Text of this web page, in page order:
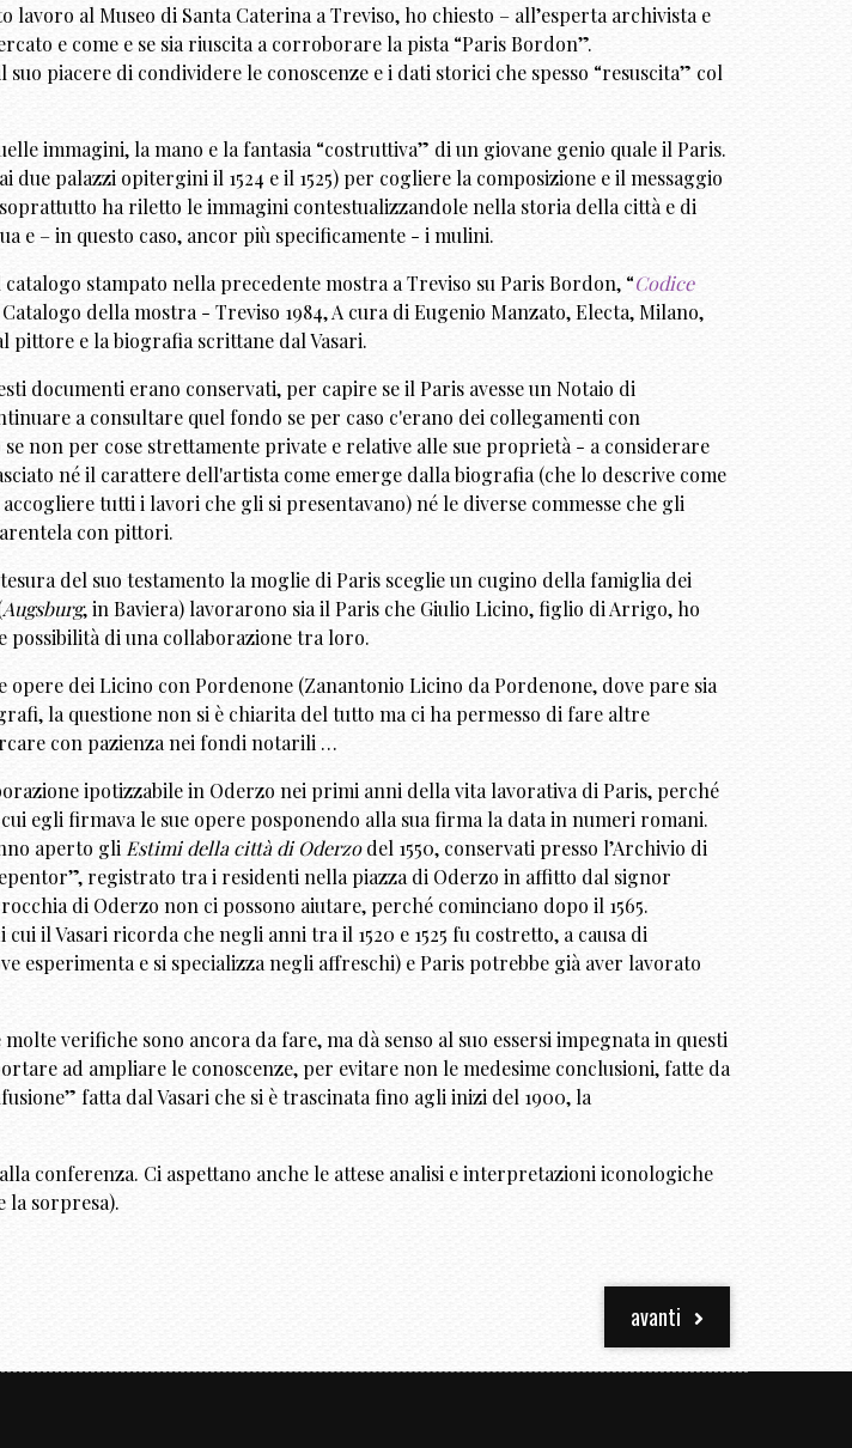
al Museo di Santa Caterina a Treviso, ho chiesto – all’esperta archivista e
e come e se sia riuscita a corroborare la pista “Paris Bordon”.
piacere di condividere le conoscenze e i dati storici che spesso “resuscita” col
immagini, la mano e la fantasia “costruttiva” di un giovane genio quale il Paris.
palazzi opitergini il 1524 e il 1525) per cogliere la composizione e il messaggio
ha riletto le immagini contestualizzandole nella storia della città e di
e – in questo caso, ancor più specificamente - i mulini.
stampato nella precedente mostra a Treviso su Paris Bordon, “Codice
della mostra - Treviso 1984, A cura di Eugenio Manzato, Electa, Milano,
pittore e la biografia scrittane dal Vasari.
documenti erano conservati, per capire se il Paris avesse un Notaio di
a consultare quel fondo se per caso c'erano dei collegamenti con
non per cose strettamente private e relative alle sue proprietà - a considerare
né il carattere dell'artista come emerge dalla biografia (che lo descrive come
tutti i lavori che gli si presentavano) né le diverse commesse che gli
con pittori.
del suo testamento la moglie di Paris sceglie un cugino della famiglia dei
Augsburg, in Baviera) lavorarono sia il Paris che Giulio Licino, figlio di Arrigo, ho
possibilità di una collaborazione tra loro.
dei Licino con Pordenone (Zanantonio Licino da Pordenone, dove pare sia
la questione non si è chiarita del tutto ma ci ha permesso di fare altre
con pazienza nei fondi notarili …
ipotizzabile in Oderzo nei primi anni della vita lavorativa di Paris, perché
egli firmava le sue opere posponendo alla sua firma la data in numeri romani.
aperto gli Estimi della città di Oderzodel 1550, conservati presso l’Archivio di
registrato tra i residenti nella piazza di Oderzo in affitto dal signor
di Oderzo non ci possono aiutare, perché cominciano dopo il 1565.
il Vasari ricorda che negli anni tra il 1520 e 1525 fu costretto, a causa di
esperimenta e si specializza negli affreschi) e Paris potrebbe già aver lavorato
verifiche sono ancora da fare, ma dà senso al suo essersi impegnata in questi
ad ampliare le conoscenze, per evitare non le medesime conclusioni, fatte da
fatta dal Vasari che si è trascinata fino agli inizi del 1900, la
conferenza. Ci aspettano anche le attese analisi e interpretazioni iconologiche
la sorpresa).
avanti